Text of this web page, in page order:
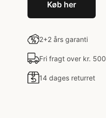
Køb her
2+2 års garanti
Fri fragt over kr. 500
14 dages returret